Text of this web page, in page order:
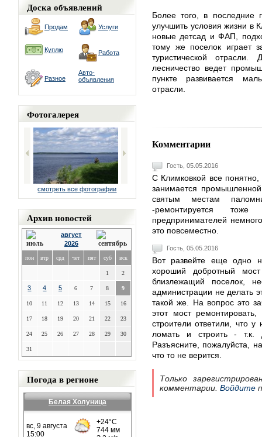
Доска объявлений
Продам Услуги
Куплю Работа
Разное
Авто-
объявления
Фотогалерея
смотреть все фотографии
Архив новостей
август
2026
пон втр срд чет пят суб вск
1 2
3 4 5 6 7 8 9
10 11 12 13 14 15 16
17 18 19 20 21 22 23
24 25 26 27 28 29 30
31
Погода в регионе
Белая Холуница
Более того, в
улучшить условия жизни в
новые детсад и ФАП,
тому же поселок играет
туристической отрасли.
лесничество ведет
пункте развивается
отрасли.
Комментарии
Гость, 05.05.2016
С Климковкой все понятно,
занимается
святым местам
-ремонтируется
предпринимателей
это повсеместно.
Гость, 05.05.2016
Вот развейте еще одно
хороший добротный
близлежащий поселок,
администрации не делать
такой же. На вопрос это
этот мост
строители ответили, что
ломать и строить - т.к.
Разъясните, пожалуйста,
что то не верится.
Только
комментарии. Войдите